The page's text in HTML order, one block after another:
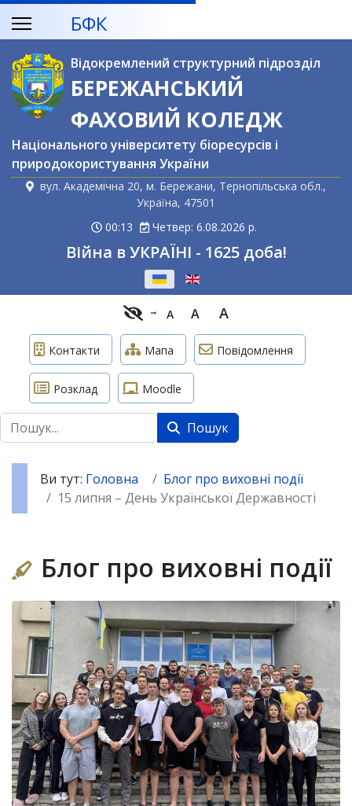
БФК
Відокремлений структурний підрозділ
БЕРЕЖАНСЬКИЙ
ФАХОВИЙ КОЛЕДЖ
Національного університету біоресурсів і
природокористування України
вул. Академічна 20, м. Бережани, Тернопільська обл.,
Україна, 47501
00:13
Четвер: 6.08.2026 р.
Війна в УКРАЇНІ - 1625 доба!
A A A
Контакти Мапа Повідомлення
Розклад Moodle
Пошук Пошук
Ви тут: Головна
Блог про виховні події
15 липня – День Української Державності
Блог про виховні події